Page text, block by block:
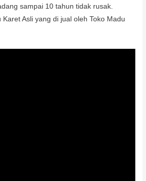
sampai 10 tahun tidak rusak.
Asli yang di jual oleh Toko Madu